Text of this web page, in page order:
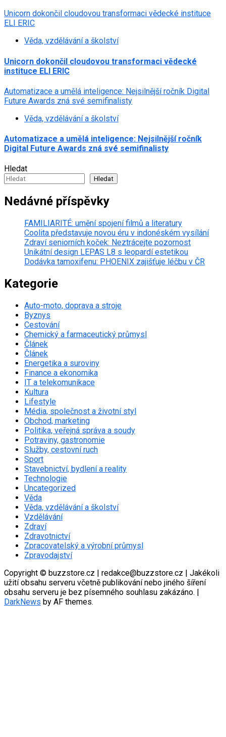
Unicorn dokončil cloudovou transformaci vědecké instituce
ELI ERIC
Věda, vzdělávání a školství
Unicorn dokončil cloudovou transformaci vědecké
instituce ELI ERIC
Automatizace a umělá inteligence: Nejsilnější ročník Digital
Future Awards zná své semifinalisty
Věda, vzdělávání a školství
Automatizace a umělá inteligence: Nejsilnější ročník
Digital Future Awards zná své semifinalisty
Hledat
Hledat
Nedávné příspěvky
FAMILIARITÉ: umění spojení filmů a literatury
Coolita představuje novou éru v indonéském vysílání
Zdraví seniorních koček: Neztrácejte pozornost
Unikátní design LEPAS L8 s leopardí estetikou
Dodávka tamoxifenu: PHOENIX zajišťuje léčbu v ČR
Kategorie
Auto-moto, doprava a stroje
Byznys
Cestování
Chemický a farmaceutický průmysl
Článek
Článek
Energetika a suroviny
Finance a ekonomika
IT a telekomunikace
Kultura
Lifestyle
Média, společnost a životní styl
Obchod, marketing
Politika, veřejná správa a soudy
Potraviny, gastronomie
Služby, cestovní ruch
Sport
Stavebnictví, bydlení a reality
Technologie
Uncategorized
Věda
Věda, vzdělávání a školství
Vzdělávání
Zdraví
Zdravotnictví
Zpracovatelský a výrobní průmysl
Zpravodajství
Copyright © buzzstore.cz | redakce@buzzstore.cz | Jakékoli
užití obsahu serveru včetně publikování nebo jiného šíření
obsahu serveru je bez písemného souhlasu zakázáno. |
DarkNews by AF themes.